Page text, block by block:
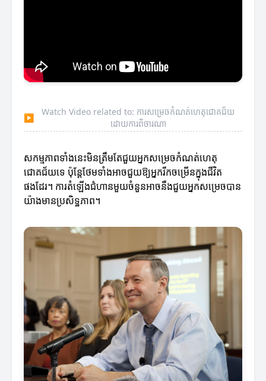
▶
Watch Video related to: ការសម្រេចកំណត់ហេតុជោគជ័យ
ដោយការពិចារណា
សកម្មភាពទាំងនេះមិនត្រឹមតែជួយអ្នកសម្រេចកំណត់ហេតុ
ជោគជ័យទេ ប៉ុន្តែថែមទាំងអាចជួយឱ្យអ្នករីកចម្រើនក្នុងជីវិត
ផងដែរ។ ការតំឡើងជំហានមួយចំនួនអាចនឹងជួយអ្នកសម្រេចបាន
យ៉ាងមានប្រសិទ្ឋភាព។